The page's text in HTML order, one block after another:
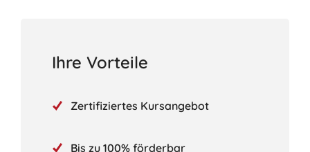
Ihre Vorteile
Zertifiziertes Kursangebot
Bis zu 100% förderbar